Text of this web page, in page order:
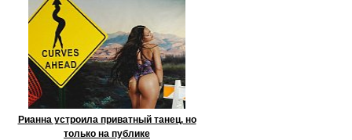
Рианна устроила приватный танец, но
только на публике